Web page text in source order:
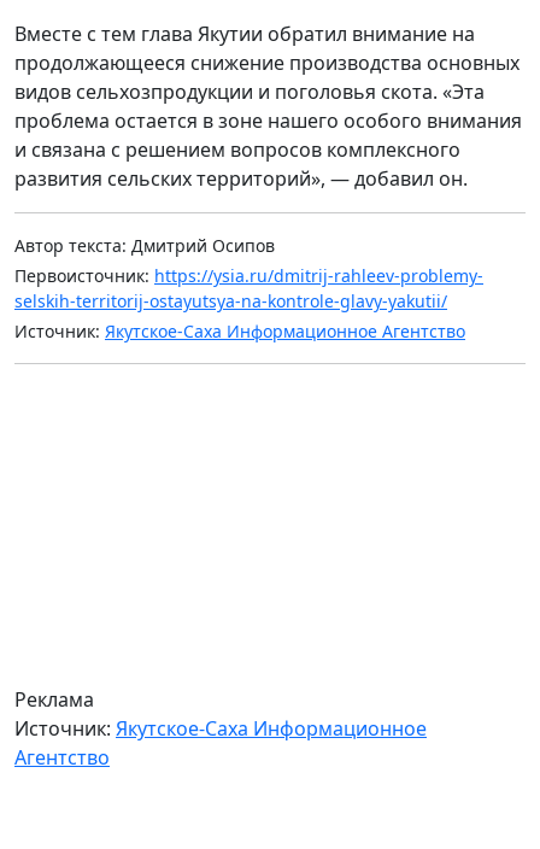
Вместе с тем глава Якутии обратил внимание на
продолжающееся снижение производства основных
видов сельхозпродукции и поголовья скота. «Эта
проблема остается в зоне нашего особого внимания
и связана с решением вопросов комплексного
развития сельских территорий», — добавил он.
Автор текста: Дмитрий Осипов
Первоисточник: https://ysia.ru/dmitrij-rahleev-problemy-
selskih-territorij-ostayutsya-na-kontrole-glavy-yakutii/
Источник: Якутское-Саха Информационное Агентство
Реклама
Источник: Якутское-Саха Информационное
Агентство